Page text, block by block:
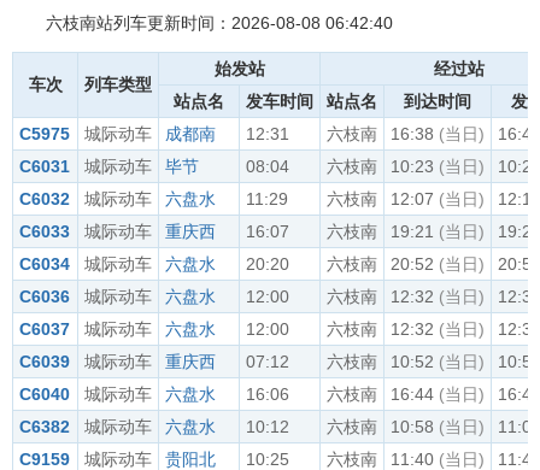
六枝南站列车更新时间：2026-08-08 06:42:40
车次 列车类型
始发站
经过站
站点名
发车时间 站点名 到达时间
发
C5975
城际动车 成都南 12:31 六枝南 16:38 (当日)
16:41
C6031
城际动车 毕节 08:04 六枝南 10:23 (当日)
10:25
C6032
城际动车 六盘水 11:29 六枝南 12:07 (当日)
12:11
C6033
城际动车 重庆西 16:07 六枝南 19:21 (当日)
19:23
C6034
城际动车 六盘水 20:20 六枝南 20:52 (当日)
20:54
C6036
城际动车 六盘水 12:00 六枝南 12:32 (当日)
12:34
C6037
城际动车 六盘水 12:00 六枝南 12:32 (当日)
12:34
C6039
城际动车 重庆西 07:12 六枝南 10:52 (当日)
10:54
C6040
城际动车 六盘水 16:06 六枝南 16:44 (当日)
16:48
C6382
城际动车 六盘水 10:12 六枝南 10:58 (当日)
11:01
C9159
城际动车 贵阳北 10:25 六枝南 11:40 (当日)
11:42